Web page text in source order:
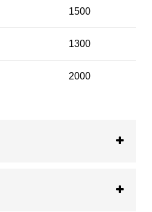
1500
1300
2000